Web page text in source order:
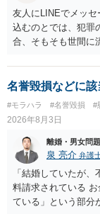
友人にLINEでメッ
込むのとでは、犯罪
合、そもそも世間に
名誉毀損などに
#モラハラ #名誉毀損 #
2026年8月3日
離婚・男女問
泉 亮介 弁護
「結婚していたが
料請求されている
ている」という部分